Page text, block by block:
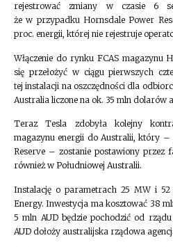
rejestrować zmiany w czasie 6
że w przypadku Hornsdale Power
proc. energii, której nie rejestruje
Włączenie do rynku FCAS magazynu
się przełożyć w ciągu pierwszych
tej instalacji na oszczędności dla
Australia liczone na ok. 35 mln dolarów
Teraz Tesla zdobyła kolejny
magazynu energii do Australii, który
Reserve – zostanie postawiony przez
również w Południowej Australii.
Instalację o parametrach 25 MW i
Energy. Inwestycja ma kosztować 38
5 mln AUD będzie pochodzić od
AUD dołoży australijska rządowa